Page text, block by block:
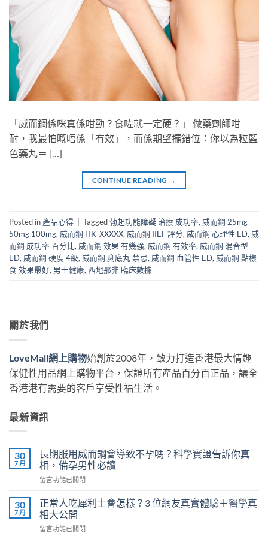
「威而鋼係咪真係咁勁？食咗就一定硬？」 做藥劑師咁
耐，我最怕嘅唔係「冇效」，而係期望擺錯位：你以為粒藍
色藥丸＝ […]
CONTINUE READING →
Posted in 產品心得 Tagged勃起功能障礙 治療 成功率, 威而鋼 25mg
50mg 100mg, 威而鋼 HK-XXXXX, 威而鋼 IIEF 評分, 威而鋼 心理性 ED, 威
而鋼 成功率 百分比, 威而鋼 效果 有幾強, 威而鋼 有效率, 威而鋼 混合型
ED, 威而鋼 硬度 4級, 威而鋼 脷底丸 禁忌, 威而鋼 血管性 ED, 威而鋼 點樣
食 效果最好, 男士健康, 西地那非 臨床數據
關於我們
LoveMall網上購物始創於2008年，致力打造香港最大情趣
保健性用品網上購物平台，保證所有產品百分百正品，讓全
香港港有需要的客戶享受性福生活。
最新資訊
30
7 月
長期服用威而鋼會導致不孕嗎？科學實證告訴你真
相，備孕男性必讀
在
期
服
用
威
留言功能已關閉
30
7 月
正常人吃犀利士會怎樣？3 位網友真實體驗＋醫學真
相大公開
在
留言功能已關閉